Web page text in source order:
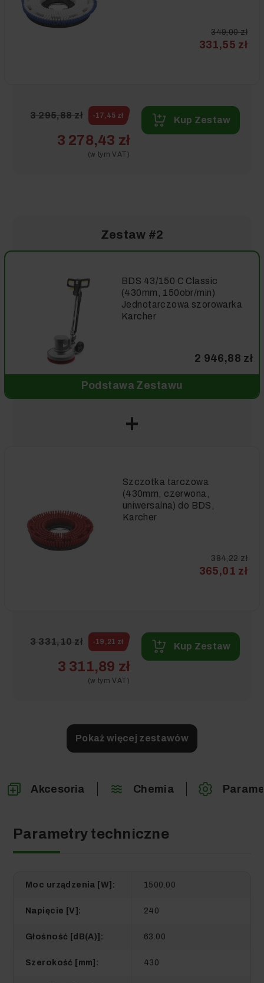
349,00 zł
331,55 zł
3 295,88 zł -17,45 zł
3 278,43 zł
(w tym VAT)
Kup Zestaw
Zestaw #2
BDS 43/150 C Classic
(430mm, 150obr/min)
Jednotarczowa szorowarka
Karcher
2 946,88 zł
Podstawa Zestawu
Szczotka tarczowa
(430mm, czerwona,
uniwersalna) do BDS,
Karcher
384,22 zł
365,01 zł
3 331,10 zł -19,21 zł
3 311,89 zł
(w tym VAT)
Kup Zestaw
(430mm, 150obr/min)
Pokaż więcej zestawów
Akcesoria Chemia
Parametry techniczne
Moc urządzenia [W]: 1500.00
Napięcie [V]: 240
Głośność [dB(A)]: 63.00
Szerokość [mm]: 430